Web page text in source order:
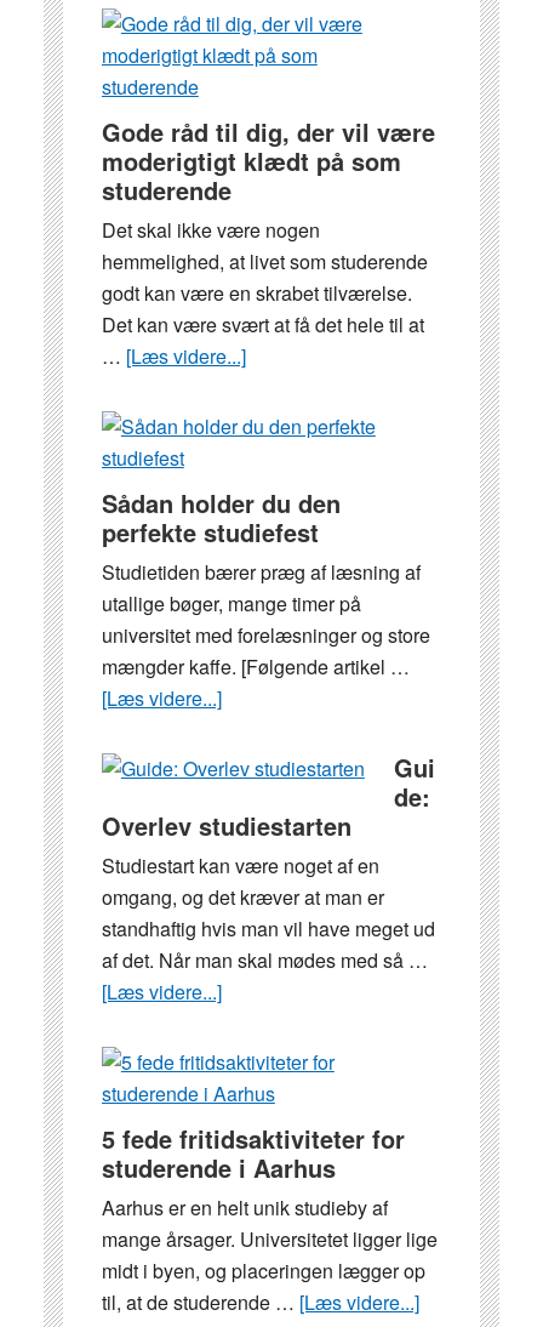
underskriver
din
lejekontrakt
arrangerer
studiefest
Gode råd til dig, der vil være
moderigtigt klædt på som
studerende
Det skal ikke være nogen
hemmelighed, at livet som studerende
godt kan være en skrabet tilværelse.
Det kan være svært at få det hele til at
… [Læs videre...]om
råd
der
vil
være
moderigtigt
klædt
på
Sådan holder du den
perfekte studiefest
Studietiden bærer præg af læsning af
utallige bøger, mange timer på
universitet med forelæsninger og store
mængder kaffe. [Følgende artikel …
[Læs videre...]om
holder
den
perfekte
studiefest
Gui
de:
Overlev studiestarten
Studiestart kan være noget af en
omgang, og det kræver at man er
standhaftig hvis man vil have meget ud
af det. Når man skal mødes med så …
[Læs videre...]om
Overlev
studiestarten
5 fede fritidsaktiviteter for
studerende i Aarhus
Aarhus er en helt unik studieby af
mange årsager. Universitetet ligger lige
midt i byen, og placeringen lægger op
til, at de studerende … [Læs videre...]om